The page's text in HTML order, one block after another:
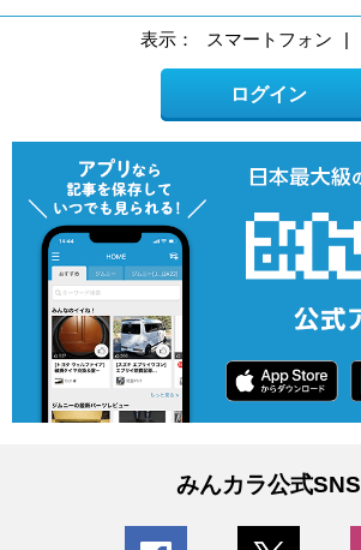
表示： スマートフォン |
ログイン
みんカラ公式SNS